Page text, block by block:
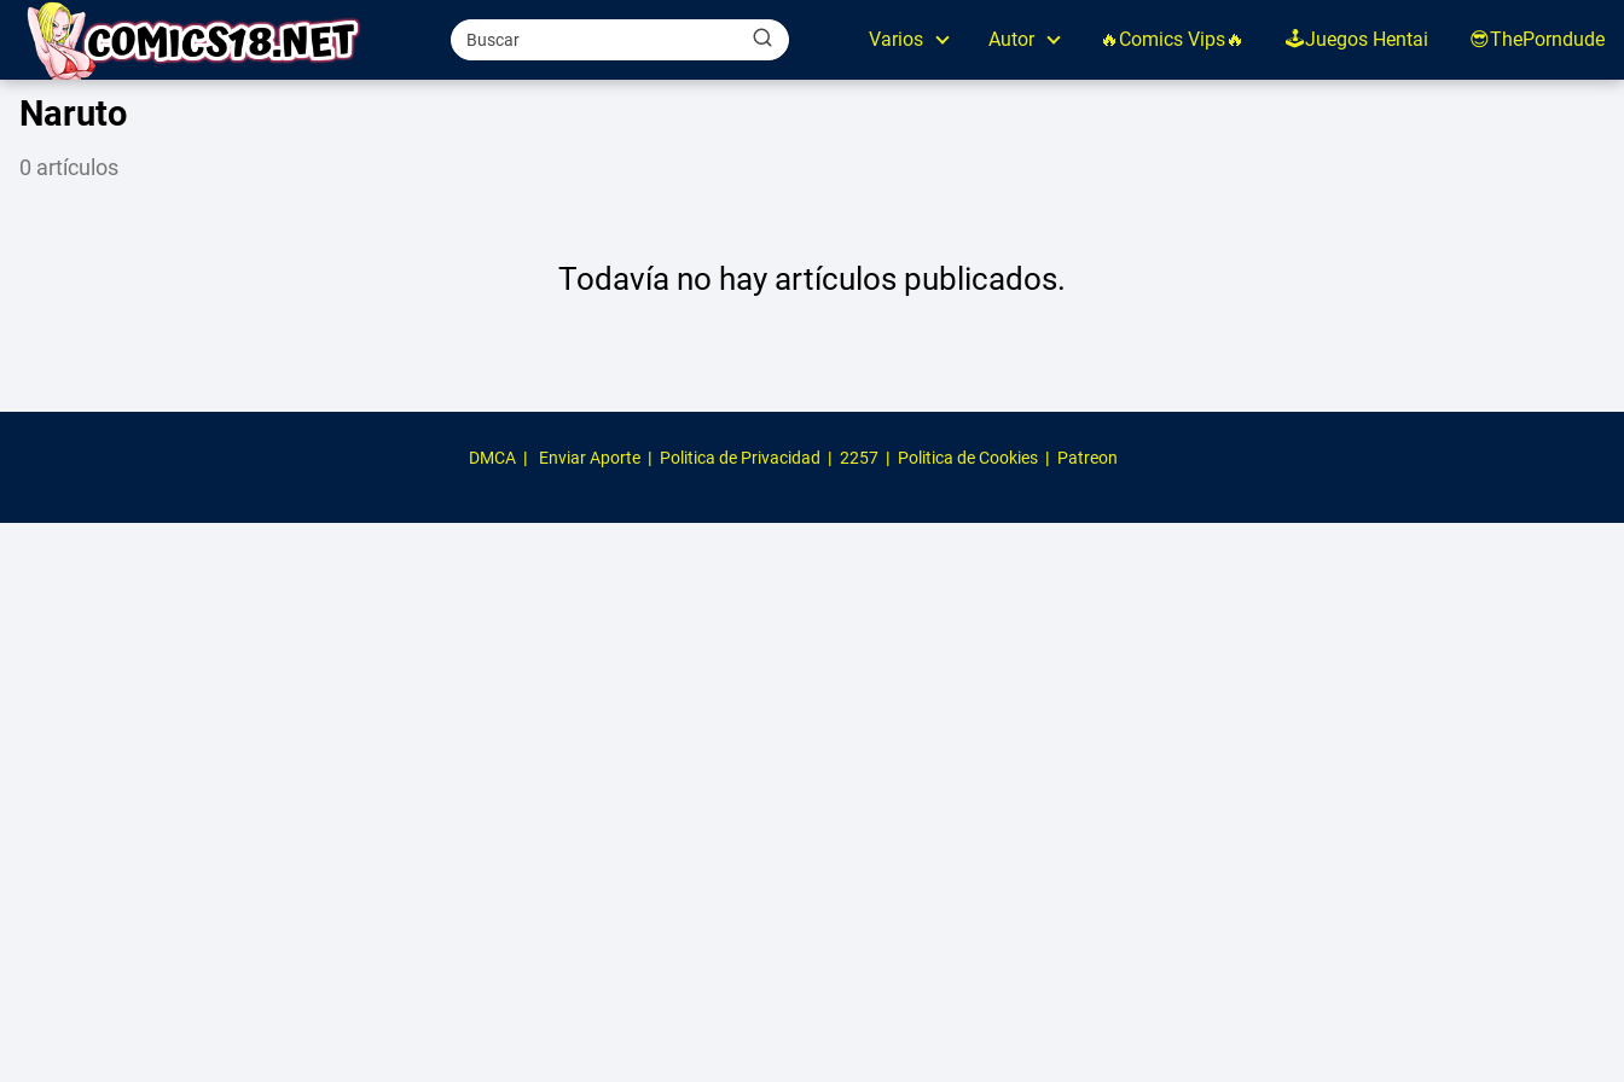
Varios Autor 🔥Comics Vips🔥 🕹️Juegos Hentai 😎ThePorndude
Naruto
0 artículos
Todavía no hay artículos publicados.
DMCA | Enviar Aporte | Politica de Privacidad | 2257 | Politica de Cookies | Patreon